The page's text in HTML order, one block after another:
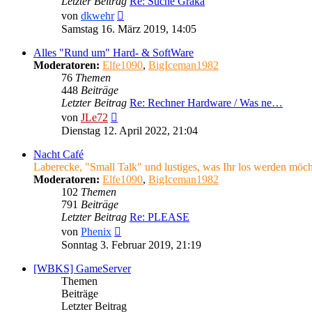
von dkwehr
Beitrag
Samstag 16. März 2019, 14:05
Alles "Rund um" Hard- & SoftWare
Moderatoren: Elfe1090, BigIceman1982
76 Themen
448 Beiträge
Letzter Beitrag Re: Rechner Hardware / Was ne…
von JLe72
Beitrag
Dienstag 12. April 2022, 21:04
Nacht Café
Laberecke, "Small Talk" und lustiges, was Ihr los werden
Moderatoren: Elfe1090, BigIceman1982
102 Themen
791 Beiträge
Letzter Beitrag Re: PLEASE
von Phenix
Beitrag
Sonntag 3. Februar 2019, 21:19
[WBKS] GameServer
Themen
Beiträge
Letzter Beitrag